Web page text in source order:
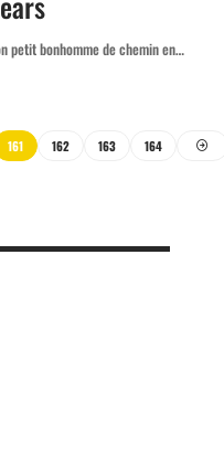
petit bonhomme de chemin en…
161 162 163 164